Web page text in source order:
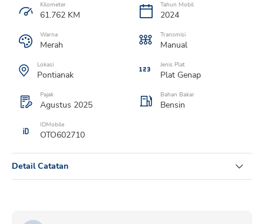
Kilometer
61.762 KM
Tahun Mobil
2024
Warna
Merah
Transmisi
Manual
Lokasi
Pontianak
Jenis Plat
Plat Genap
Pajak
Agustus 2025
Bahan Bakar
Bensin
IDMobile
OTO602710
Detail Catatan